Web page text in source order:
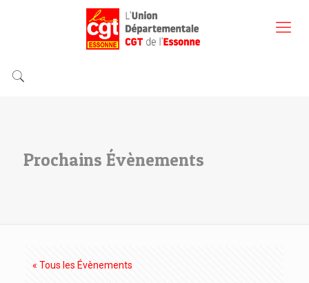
Prochains Évènements
« Tous les Évènements